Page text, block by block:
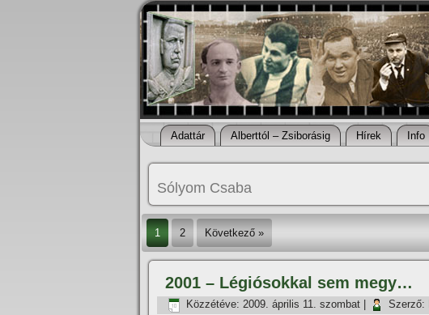
Adattár Alberttól – Zsiborásig Hí­rek Info
Sólyom Csaba
1 2 Következő »
2001 – Légiósokkal sem megy…
Közzétéve: 2009. április 11. szombat Szerző: